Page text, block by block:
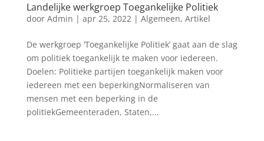
Landelijke werkgroep Toegankelijke Politiek
door Admin | apr 25, 2022| Algemeen, Artikel
De werkgroep ‘Toegankelijke Politiek’ gaat aan de slag
om politiek toegankelijk te maken voor iedereen.
Doelen: Politieke partijen toegankelijk maken voor
iedereen met een beperkingNormaliseren van
mensen met een beperking in de
politiekGemeenteraden, Staten,...